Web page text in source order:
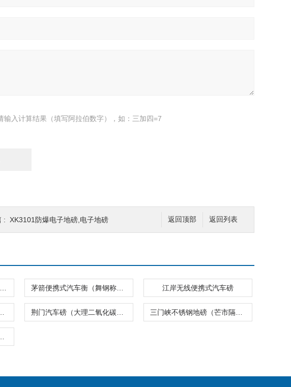
输入计算结果（填写阿拉伯数字），如：三加四=7
返回列表
返回顶部
: XK3101防爆电子地磅,电子地磅
江岸无线便携式汽车磅